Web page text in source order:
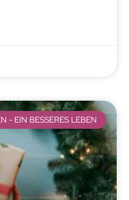
- EIN BESSERES LEBEN